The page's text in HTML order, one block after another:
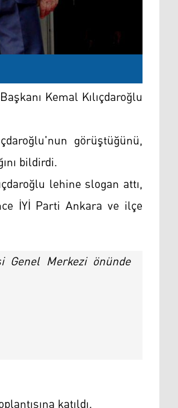
Kemal Kılıçdaroğlu
görüştüğünü,
bildirdi.
lehine slogan attı,
İYİ Parti Ankara ve ilçe
Genel Merkezi önünde